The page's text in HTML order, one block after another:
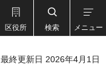
区役所 検索 メニュー
最終更新日 2026年4月1日